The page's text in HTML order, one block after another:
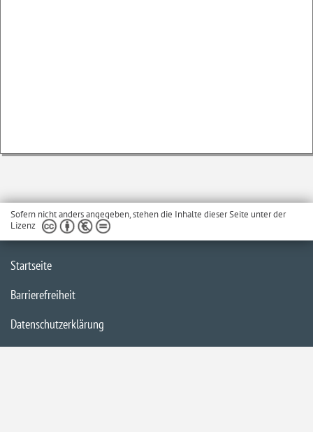
Sofern nicht anders angegeben, stehen die Inhalte dieser Seite unter der
Lizenz
Startseite
Barrierefreiheit
Datenschutzerklärung